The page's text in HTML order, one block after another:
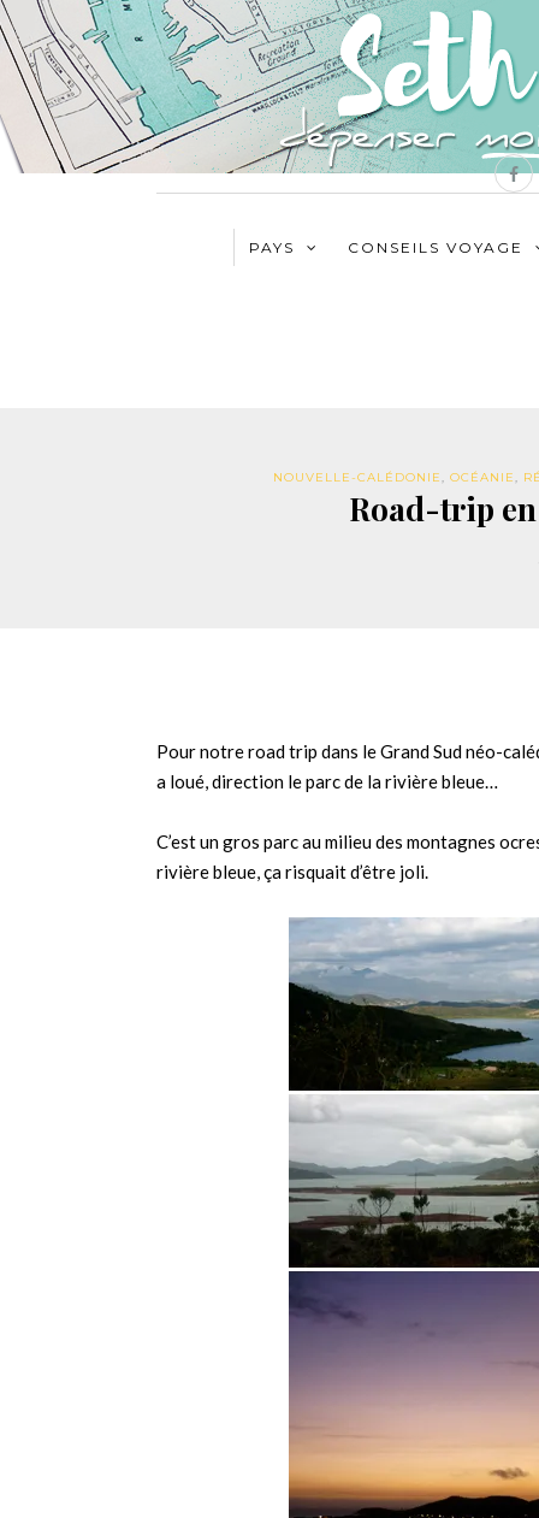
PAYS CONSEILS VOYAGE
NOUVELLE-CALÉDONIE, OCÉANIE,
Road-trip
Pour notre road trip dans le Grand Sud néo-
a loué, direction le parc de la rivière bleue…
C’est un gros parc au milieu des montagnes
rivière bleue, ça risquait d’être joli.